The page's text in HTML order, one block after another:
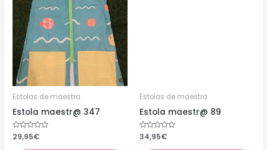
Estolas de maestra
Estola maestr@ 347
Valorado
con
29,95€
múltiples
opciones
pueden
elegir
Estolas de maestra
Estola maestr@ 89
Valorado
con
34,95€